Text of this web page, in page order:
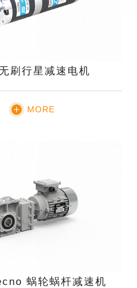
刷行星减速电机
MORE
蜗轮蜗杆减速机